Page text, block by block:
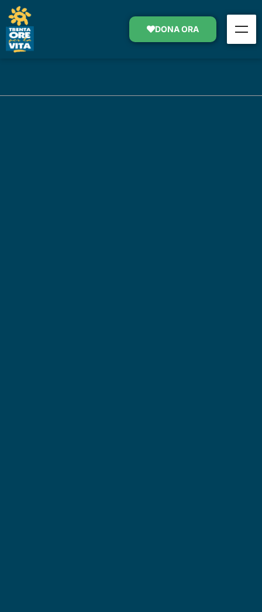
DONA ORA